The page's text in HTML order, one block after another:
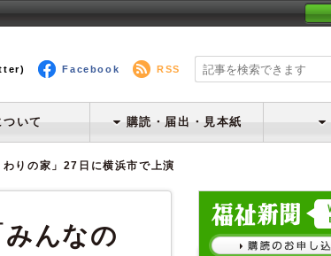
Facebook RSS
いて 購読・届出・見本紙
りの家」27日に横浜市で上演
んなの